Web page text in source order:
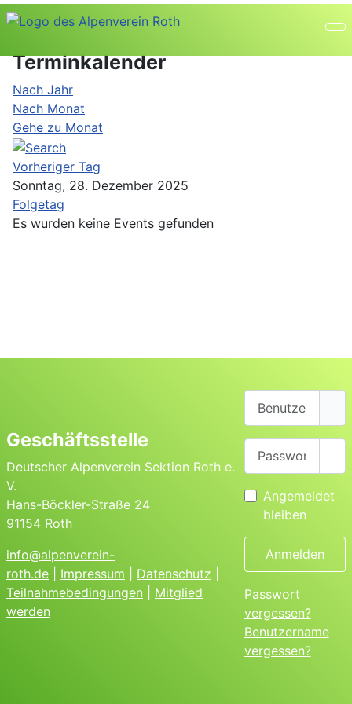
Terminkalender
Nach Jahr
Nach Monat
Gehe zu Monat
Vorheriger Tag
Sonntag, 28. Dezember 2025
Folgetag
Es wurden keine Events gefunden
Geschäftsstelle
Deutscher Alpenverein Sektion Roth e.
V.
Hans-Böckler-Straße 24
91154 Roth
info@alpenverein-
roth.de
Impressum Datenschutz
Teilnahmebedingungen
Mitglied
werden
Angemeldet
bleiben
Anmelden
Passwort
vergessen?
Benutzername
vergessen?